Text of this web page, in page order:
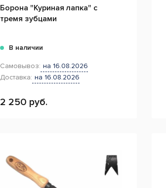
Борона "Куриная лапка" с
тремя зубцами
В наличии
Самовывоз: на 16.08.2026
Доставка: на 16.08.2026
2 250 руб.